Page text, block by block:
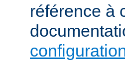
référence à